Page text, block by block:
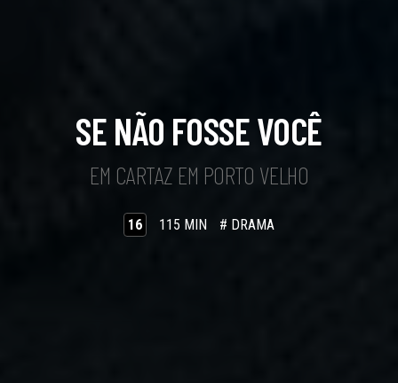
SE NÃO FOSSE VOCÊ
EM CARTAZ EM PORTO VELHO
16 115 MIN # DRAMA